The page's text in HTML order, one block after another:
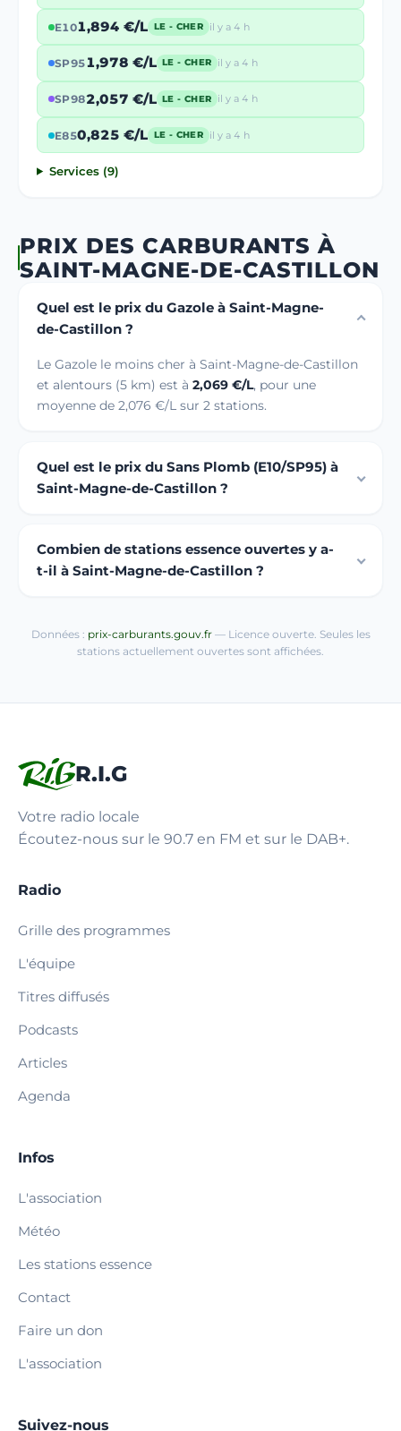
E101,894 €/L LE - CHER il y a 4 h
SP951,978 €/L LE - CHER il y a 4 h
SP982,057 €/L LE - CHER il y a 4 h
E850,825 €/L LE - CHER il y a 4 h
Services (9)
PRIX DES CARBURANTS À
SAINT-MAGNE-DE-CASTILLON
Quel est le prix du Gazole à Saint-Magne-
de-Castillon ?
Le Gazole le moins cher à Saint-Magne-de-Castillon
et alentours (5 km) est à 2,069 €/L, pour une
moyenne de 2,076 €/L sur 2 stations.
Quel est le prix du Sans Plomb (E10/SP95) à
Saint-Magne-de-Castillon ?
Combien de stations essence ouvertes y a-
t-il à Saint-Magne-de-Castillon ?
Données : prix-carburants.gouv.fr— Licence ouverte. Seules les
stations actuellement ouvertes sont affichées.
R.I.G
Votre radio locale
Écoutez-nous sur le 90.7 en FM et sur le DAB+.
Radio
Grille des programmes
L'équipe
Titres diffusés
Podcasts
Articles
Agenda
Infos
L'association
Météo
Les stations essence
Contact
Faire un don
L'association
Suivez-nous